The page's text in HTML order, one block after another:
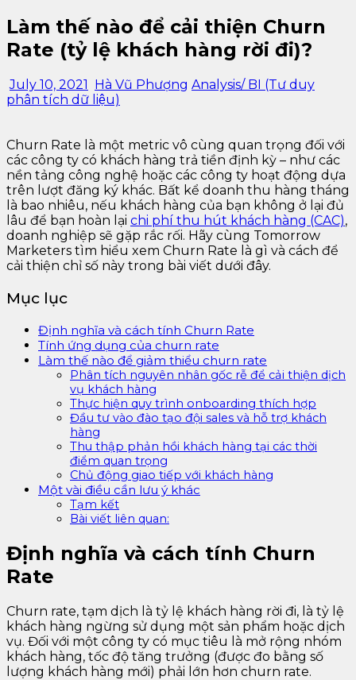
Làm thế nào để cải thiện Churn
Rate (tỷ lệ khách hàng rời đi)?
July 10, 2021 Hà Vũ Phượng Analysis/ BI (Tư duy
phân tích dữ liệu)
Churn Rate là một metric vô cùng quan trọng đối với
các công ty có khách hàng trả tiền định kỳ – như các
nền tảng công nghệ hoặc các công ty hoạt động dựa
trên lượt đăng ký khác. Bất kể doanh thu hàng tháng
là bao nhiêu, nếu khách hàng của bạn không ở lại đủ
lâu để bạn hoàn lại chi phí thu hút khách hàng (CAC),
doanh nghiệp sẽ gặp rắc rối. Hãy cùng Tomorrow
Marketers tìm hiểu xem Churn Rate là gì và cách để
cải thiện chỉ số này trong bài viết dưới đây.
Mục lục
Định nghĩa và cách tính Churn Rate
Tính ứng dụng của churn rate
Làm thế nào để giảm thiểu churn rate
Phân tích nguyên nhân gốc rễ để cải thiện dịch
vụ khách hàng
Thực hiện quy trình onboarding thích hợp
Đầu tư vào đào tạo đội sales và hỗ trợ khách
hàng
Thu thập phản hồi khách hàng tại các thời
điểm quan trọng
Chủ động giao tiếp với khách hàng
Một vài điều cần lưu ý khác
Tạm kết
Bài viết liên quan:
Định nghĩa và cách tính Churn
Rate
Churn rate, tạm dịch là tỷ lệ khách hàng rời đi, là tỷ lệ
khách hàng ngừng sử dụng một sản phẩm hoặc dịch
vụ. Đối với một công ty có mục tiêu là mở rộng nhóm
khách hàng, tốc độ tăng trưởng (được đo bằng số
lượng khách hàng mới) phải lớn hơn churn rate.